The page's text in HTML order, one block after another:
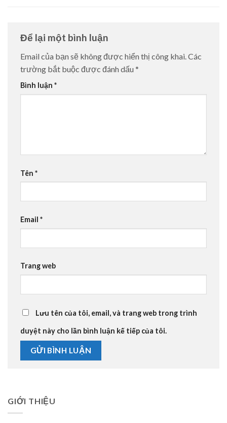
Để lại một bình luận
Email của bạn sẽ không được hiển thị công khai.Các
trường bắt buộc được đánh dấu *
Bình luận *
Tên *
Email *
Trang web
Lưu tên của tôi, email, và trang web trong trình
duyệt này cho lần bình luận kế tiếp của tôi.
GIỚI THIỆU